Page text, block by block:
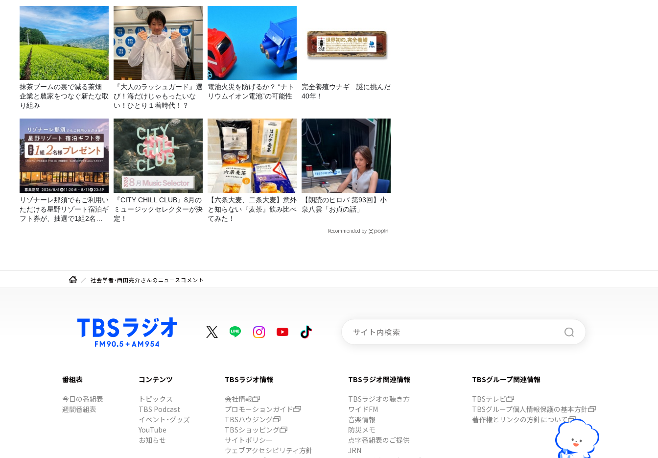
抹茶ブームの裏で減る茶畑
企業と農家をつなぐ新たな取
り組み
『大人のラッシュガード』選
び！海だけじゃもったいな
い！ひとり１着時代！？
電池火災を防げるか？ “ナト
リウムイオン電池”の可能性
完全養殖ウナギ 謎に挑んだ
40年！
リゾナーレ那須でもご利用い
ただける星野リゾート宿泊ギ
フト券が、抽選で1組2名様
『CITY CHILL CLUB』8月の
ミュージックセレクターが決
定！
【六条大麦、二条大麦】意外
と知らない『麦茶』飲み比べ
てみた！
【朗読のヒロバ 第93回】小
泉八雲「お貞の話」
Recommended by
社会学者・西田亮介さんのニュースコメント
番組表
今日の番組表
週間番組表
コンテンツ
トピックス
TBS Podcast
イベント・グッズ
YouTube
お知らせ
TBSラジオ情報
会社情報
プロモーションガイド
TBSハウジング
TBSショッピング
サイトポリシー
ウェブアクセシビリティ方針
TBSラジオ関連情報
TBSラジオの聴き方
ワイドFM
音楽情報
防災メモ
点字番組表のご提供
JRN
TBSグループ関連情報
TBSテレビ
TBSグループ個人情報保護の基本方針
著作権とリンクの方針について